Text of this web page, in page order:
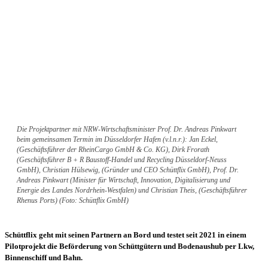
Die Projektpartner mit NRW-Wirtschaftsminister Prof. Dr. Andreas Pinkwart
beim gemeinsamen Termin im Düsseldorfer Hafen (v.l.n.r.): Jan Eckel,
(Geschäftsführer der RheinCargo GmbH & Co. KG), Dirk Frorath
(Geschäftsführer B + R Baustoff-Handel und Recycling Düsseldorf-Neuss
GmbH), Christian Hülsewig, (Gründer und CEO Schüttflix GmbH), Prof. Dr.
Andreas Pinkwart (Minister für Wirtschaft, Innovation, Digitalisierung und
Energie des Landes Nordrhein-Westfalen) und Christian Theis, (Geschäftsführer
Rhenus Ports) (Foto: Schüttflix GmbH)
Schüttflix geht mit seinen Partnern an Bord und testet seit 2021 in einem
Pilotprojekt die Beförderung von Schüttgütern und Bodenaushub per Lkw,
Binnenschiff und Bahn.